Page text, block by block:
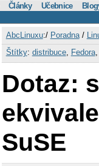
Články Učebnice
AbcLinuxu:/ Poradna/
Štítky: distribuce, Fedora
Dotaz:
SuSE